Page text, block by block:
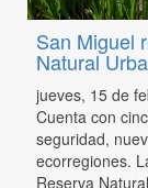
San Miguel
Natural
jueves, 15 de
Cuenta con
seguridad,
ecorregiones.
Reserva